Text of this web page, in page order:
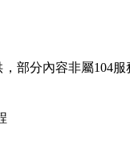
部分內容非屬104